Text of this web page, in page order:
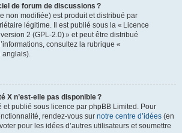
de forum de discussions ?
non modifiée) est produit et distribué par
légitime. Il est publié sous la « Licence
2 (GPL-2.0) » et peut être distribué
consultez la rubrique «
anglais).
X n’est-elle pas disponible ?
publié sous licence par phpBB Limited. Pour
rendez-vous sur notre centre d’idées (en
pour les idées d’autres utilisateurs et soumettre